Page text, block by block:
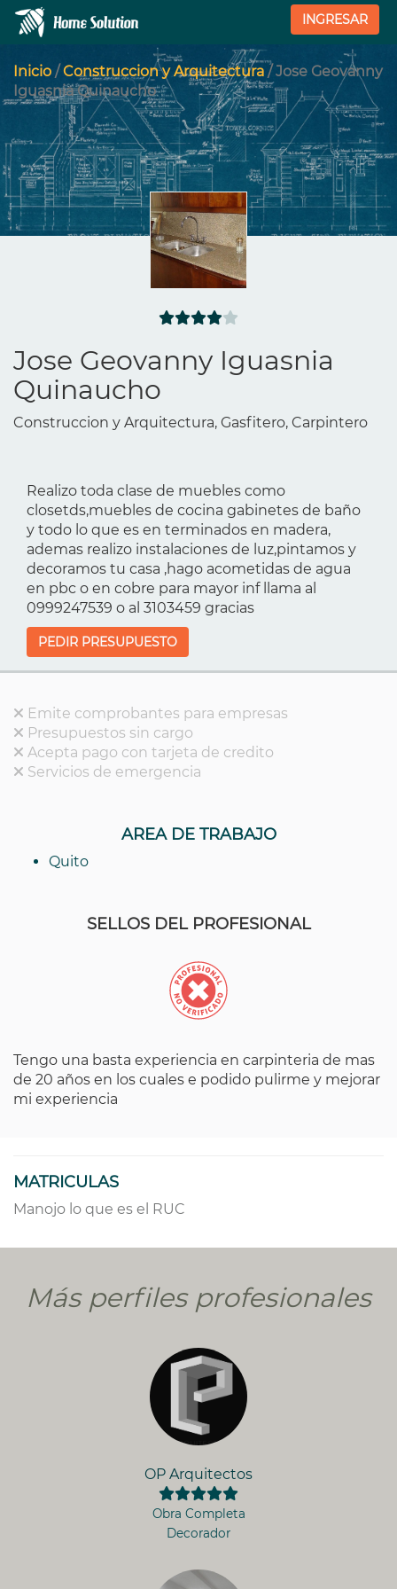
INGRESAR
Inicio /Construccion y Arquitectura / Jose Geovanny
Iguasnia Quinaucho
Jose Geovanny Iguasnia
Quinaucho
Construccion y Arquitectura, Gasfitero, Carpintero
Realizo toda clase de muebles como
closetds,muebles de cocina gabinetes de baño
y todo lo que es en terminados en madera,
ademas realizo instalaciones de luz,pintamos y
decoramos tu casa ,hago acometidas de agua
en pbc o en cobre para mayor inf llama al
0999247539 o al 3103459 gracias
PEDIR PRESUPUESTO
Emite comprobantes para empresas
Presupuestos sin cargo
Acepta pago con tarjeta de credito
Servicios de emergencia
AREA DE TRABAJO
Quito
SELLOS DEL PROFESIONAL
Tengo una basta experiencia en carpinteria de mas
de 20 años en los cuales e podido pulirme y mejorar
mi experiencia
MATRICULAS
Manojo lo que es el RUC
Más perfiles profesionales
OP Arquitectos
Obra Completa
Decorador